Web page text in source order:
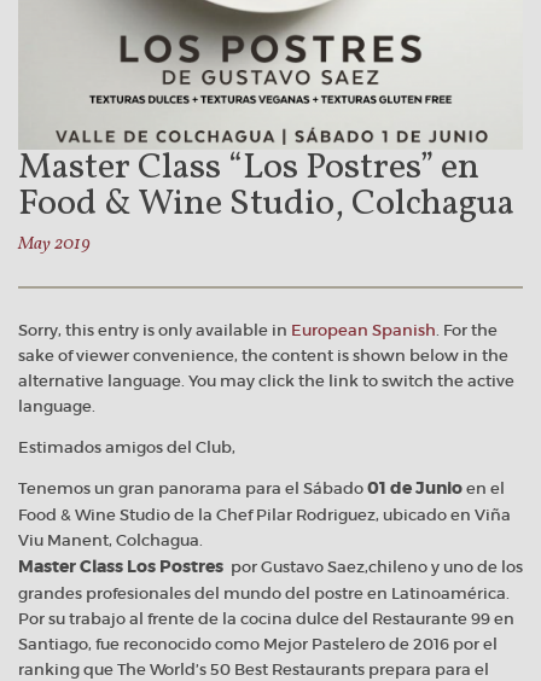
Master Class “Los Postres” en
Food & Wine Studio, Colchagua
May 2019
Sorry, this entry is only available in European Spanish. For the
sake of viewer convenience, the content is shown below in the
alternative language. You may click the link to switch the active
language.
Estimados amigos del Club,
Tenemos un gran panorama para el Sábado01 de Junioen el
Food & Wine Studio de la Chef Pilar Rodriguez, ubicado en Viña
Viu Manent, Colchagua.
Master Class Los Postres por Gustavo Saez,chileno y uno de los
grandes profesionales del mundo del postre en Latinoamérica.
Por su trabajo al frente de la cocina dulce del Restaurante 99 en
Santiago, fue reconocido como Mejor Pastelero de 2016 por el
ranking que The World’s 50 Best Restaurants prepara para el